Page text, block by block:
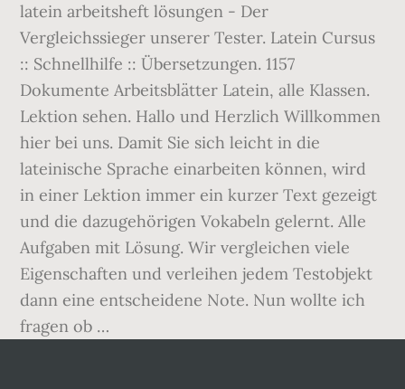
latein arbeitsheft lösungen - Der
Vergleichssieger unserer Tester. Latein Cursus
:: Schnellhilfe :: Übersetzungen. 1157
Dokumente Arbeitsblätter Latein, alle Klassen.
Lektion sehen. Hallo und Herzlich Willkommen
hier bei uns. Damit Sie sich leicht in die
lateinische Sprache einarbeiten können, wird
in einer Lektion immer ein kurzer Text gezeigt
und die dazugehörigen Vokabeln gelernt. Alle
Aufgaben mit Lösung. Wir vergleichen viele
Eigenschaften und verleihen jedem Testobjekt
dann eine entscheidene Note. Nun wollte ich
fragen ob …